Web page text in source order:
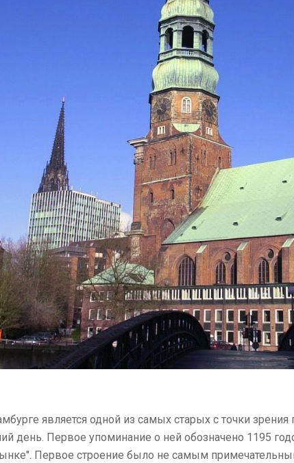
является одной из самых старых с точки
день. Первое упоминание о ней обозначено 1195
Первое строение было не самым